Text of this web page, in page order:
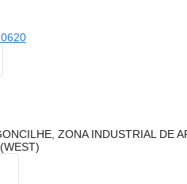
ZONA INDUSTRIAL DE